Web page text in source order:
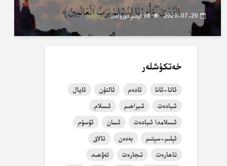
2026-07-20 98 قېتىم كۆرۈلدى
خەتكۈشلەر
ئاتا-ئانا ئادەم ئالتۇن
ئايال
ئىبادەت
ئىبراھىم
ئىسلام
ئىسلامدا ئىبادەت
ئىمان
ئۆسۈم
ئېلىم-سېتىم
بەدەن
تالاق
تاھارەت
تىجارەت
تەۋھىد